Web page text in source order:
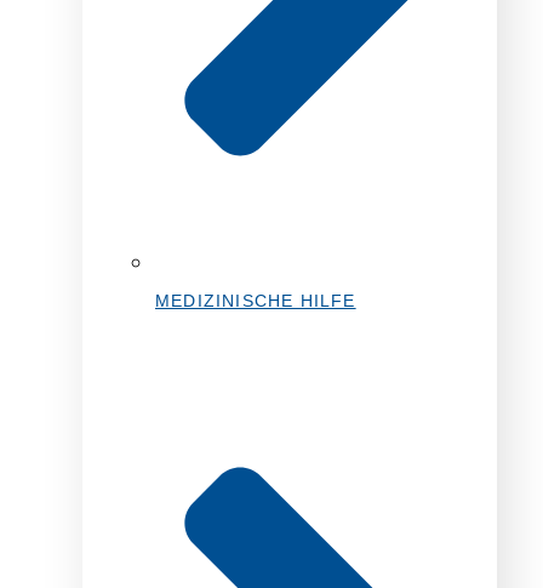
MEDIZINISCHE HILFE